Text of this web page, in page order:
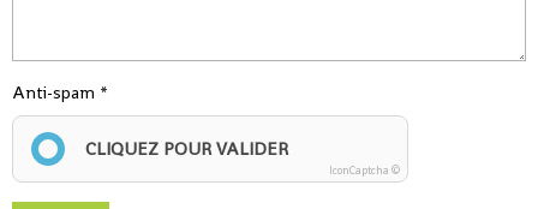
Anti-spam
CLIQUEZ POUR VALIDER
IconCaptcha ©